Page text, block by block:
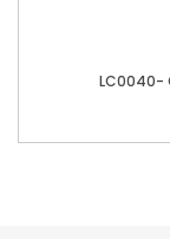
LC0040-